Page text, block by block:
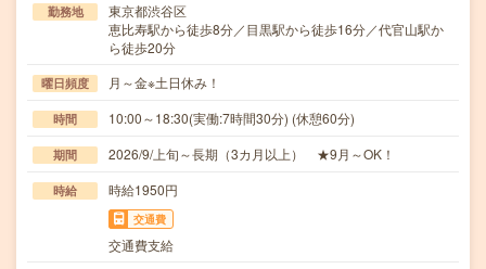
勤務地
東京都渋谷区
恵比寿駅から徒歩8分／目黒駅から徒歩16分／代官山駅か
ら徒歩20分
曜日頻度 月～金※土日休み！
時間 10:00～18:30(実働:7時間30分) (休憩60分)
期間 2026/9/上旬～長期（3カ月以上） ★9月～OK！
時給 時給1950円
交通費
交通費支給